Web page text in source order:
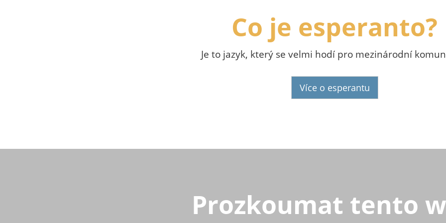
Co je esperanto?
Je to jazyk, který se velmi hodí pro mezinárodní
Více o esperantu
Prozkoumat tento